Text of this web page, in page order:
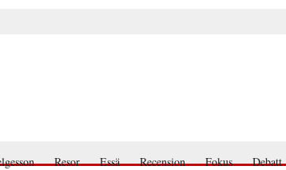
Resor Essä Recension Fokus Debatt